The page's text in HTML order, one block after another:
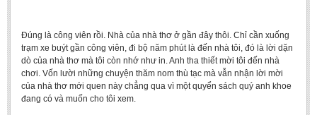
LITERARY WRITINGS & TRANSLATING
RESEARCH
Sinology & Nom
Đúng là công viên rồi. Nhà của nhà thơ ở gần đây thôi. Chỉ cần xuống
trạm xe buýt gần công viên, đi bộ năm phút là đến nhà tôi, đó là lời dặn
dò của nhà thơ mà tôi còn nhớ như in. Anh tha thiết mời tôi đến nhà
chơi. Vốn lười những chuyện thăm nom thù tạc mà vẫn nhận lời mời
của nhà thơ mới quen này chẳng qua vì một quyển sách quý anh khoe
đang có và muốn cho tôi xem.